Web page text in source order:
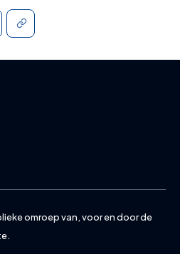
omroep van, voor en door de